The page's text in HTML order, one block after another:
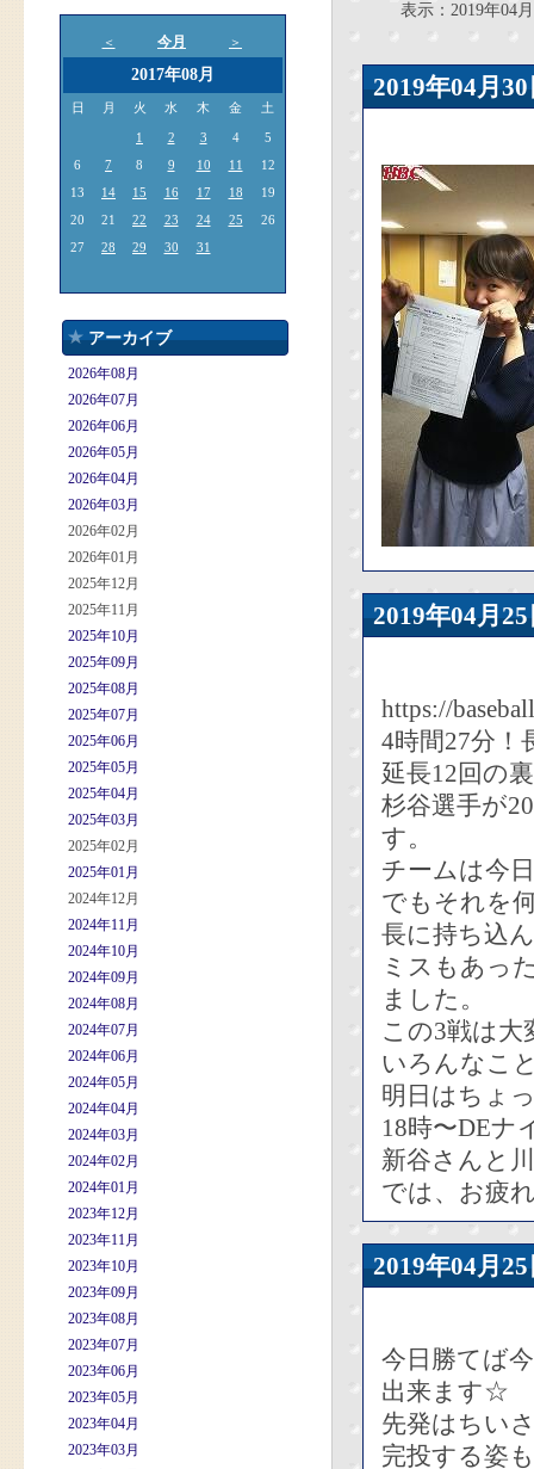
＜ 今月 ＞
2017年08月
日 月 火 水 木 金 土
1 2 3 4
5
6
7 8 9 10 11
12
13
14 15 16 17 18
19
20
21 22 23 24 25
26
27
28 29 30 31
アーカイブ
2026年08月
2026年07月
2026年06月
2026年05月
2026年04月
2026年03月
2026年02月
2026年01月
2025年12月
2025年11月
2025年10月
2025年09月
2025年08月
2025年07月
2025年06月
2025年05月
2025年04月
2025年03月
2025年02月
2025年01月
2024年12月
2024年11月
2024年10月
2024年09月
2024年08月
2024年07月
2024年06月
2024年05月
2024年04月
2024年03月
2024年02月
2024年01月
2023年12月
2023年11月
2023年10月
2023年09月
2023年08月
2023年07月
2023年06月
2023年05月
2023年04月
2023年03月
表示：2019年04月
2019年04
2019年04
https://
4時間27分！
延長12回の
杉谷選手が
す。
チームは今
でもそれを
長に持ち込
ミスもあっ
ました。
この3戦は大
いろんなこ
明日はちょ
18時〜DEナ
新谷さんと
では、お疲
2019年04
今日勝てば
出来ます☆
先発はちい
完投する姿